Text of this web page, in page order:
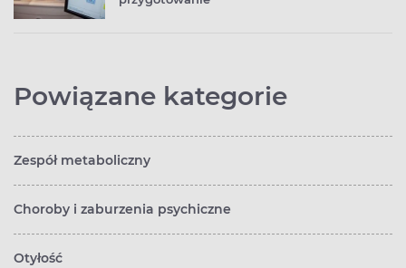
Powiązane kategorie
Zespół metaboliczny
Choroby i zaburzenia psychiczne
Otyłość